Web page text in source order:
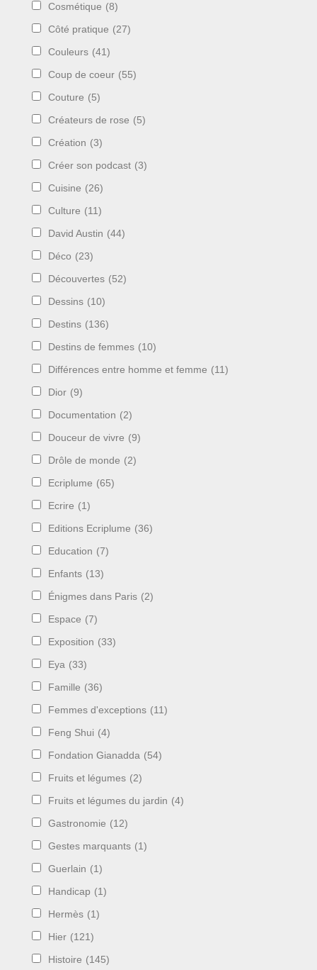
Cosmétique (8)
Côté pratique (27)
Couleurs (41)
Coup de coeur (55)
Couture (5)
Créateurs de rose (5)
Création (3)
Créer son podcast (3)
Cuisine (26)
Culture (11)
David Austin (44)
Déco (23)
Découvertes (52)
Dessins (10)
Destins (136)
Destins de femmes (10)
Différences entre homme et femme (11)
Dior (9)
Documentation (2)
Douceur de vivre (9)
Drôle de monde (2)
Ecriplume (65)
Ecrire (1)
Editions Ecriplume (36)
Education (7)
Enfants (13)
Énigmes dans Paris (2)
Espace (7)
Exposition (33)
Eya (33)
Famille (36)
Femmes d'exceptions (11)
Feng Shui (4)
Fondation Gianadda (54)
Fruits et légumes (2)
Fruits et légumes du jardin (4)
Gastronomie (12)
Gestes marquants (1)
Guerlain (1)
Handicap (1)
Hermès (1)
Hier (121)
Histoire (145)